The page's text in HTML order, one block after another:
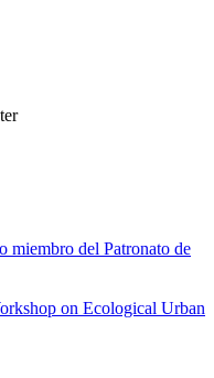
miembro del Patronato de
on Ecological Urban